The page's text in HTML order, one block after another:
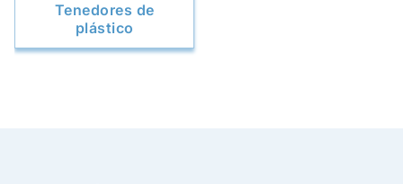
Tenedores de
plástico